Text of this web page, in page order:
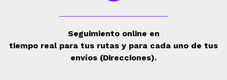
Seguimiento online en
tiempo real para tus rutas y para cada uno de tus
envíos (Direcciones).